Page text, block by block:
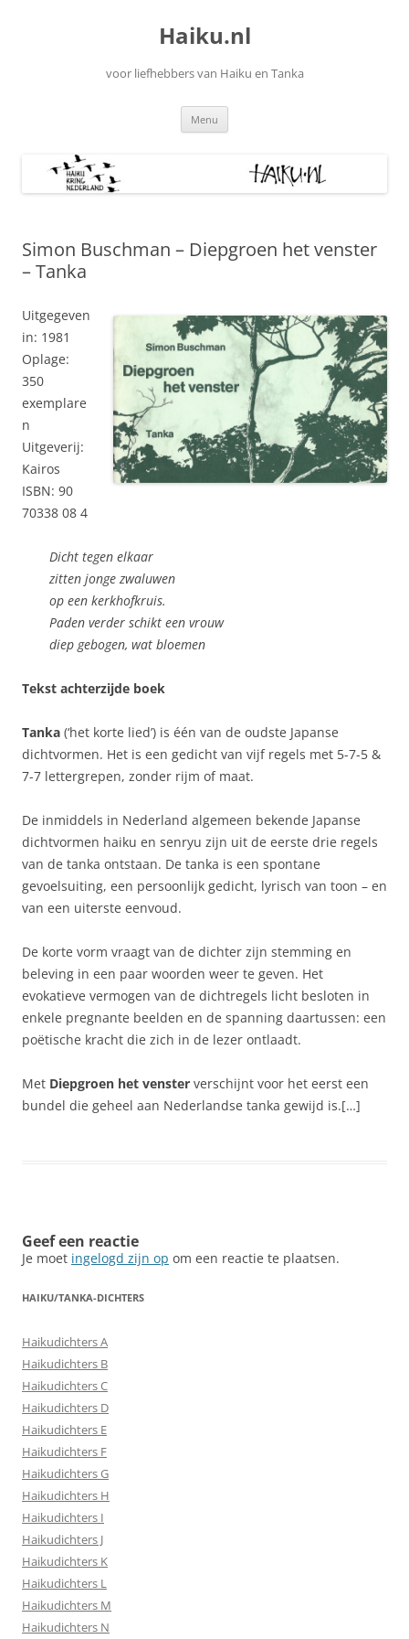
Haiku.nl
voor liefhebbers van Haiku en Tanka
Menu
Simon Buschman – Diepgroen het venster
– Tanka
Uitgegeven
in: 1981
Oplage:
350
exemplare
n
Uitgeverij:
Kairos
ISBN: 90
70338 08 4
Dicht tegen elkaar
zitten jonge zwaluwen
op een kerkhofkruis.
Paden verder schikt een vrouw
diep gebogen, wat bloemen
Tekst achterzijde boek
Tanka (‘het korte lied’) is één van de oudste Japanse
dichtvormen. Het is een gedicht van vijf regels met 5-7-5 &
7-7 lettergrepen, zonder rijm of maat.
De inmiddels in Nederland algemeen bekende Japanse
dichtvormen haiku en senryu zijn uit de eerste drie regels
van de tanka ontstaan. De tanka is een spontane
gevoelsuiting, een persoonlijk gedicht, lyrisch van toon – en
van een uiterste eenvoud.
De korte vorm vraagt van de dichter zijn stemming en
beleving in een paar woorden weer te geven. Het
evokatieve vermogen van de dichtregels licht besloten in
enkele pregnante beelden en de spanning daartussen: een
poëtische kracht die zich in de lezer ontlaadt.
Met Diepgroen het venster verschijnt voor het eerst een
bundel die geheel aan Nederlandse tanka gewijd is.[…]
Geef een reactie
Je moet ingelogd zijn op om een reactie te plaatsen.
HAIKU/TANKA-DICHTERS
Haikudichters A
Haikudichters B
Haikudichters C
Haikudichters D
Haikudichters E
Haikudichters F
Haikudichters G
Haikudichters H
Haikudichters I
Haikudichters J
Haikudichters K
Haikudichters L
Haikudichters M
Haikudichters N